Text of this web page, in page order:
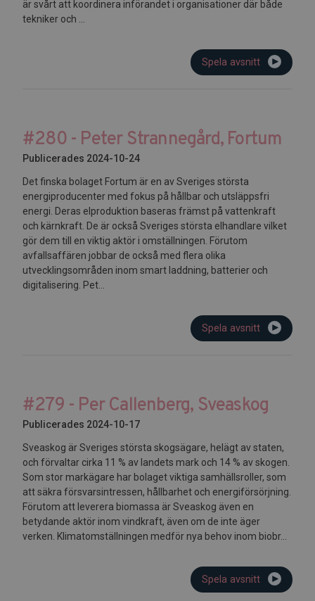
är svårt att koordinera införandet i organisationer där både
tekniker och ...
Spela avsnitt
#280 - Peter Strannegård, Fortum
Publicerades 2024-10-24
Det finska bolaget Fortum är en av Sveriges största
energiproducenter med fokus på hållbar och utsläppsfri
energi. Deras elproduktion baseras främst på vattenkraft
och kärnkraft. De är också Sveriges största elhandlare vilket
gör dem till en viktig aktör i omställningen. Förutom
avfallsaffären jobbar de också med flera olika
utvecklingsområden inom smart laddning, batterier och
digitalisering. Pet...
Spela avsnitt
#279 - Per Callenberg, Sveaskog
Publicerades 2024-10-17
Sveaskog är Sveriges största skogsägare, helägt av staten,
och förvaltar cirka 11 % av landets mark och 14 % av skogen.
Som stor markägare har bolaget viktiga samhällsroller, som
att säkra försvarsintressen, hållbarhet och energiförsörjning.
Förutom att leverera biomassa är Sveaskog även en
betydande aktör inom vindkraft, även om de inte äger
verken. Klimatomställningen medför nya behov inom biobr...
Spela avsnitt